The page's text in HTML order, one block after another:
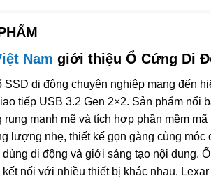
, đi kèm móc carabiner tiện lợi –
: Có sẵn các phiên bản 1TB, 2TB và 4TB
lên đến 5 năm, đảm bảo yên tâm trong
Nam giới thiệu Ổ Cứng Di
SSD di động chuyên nghiệp mang đến
tiếp USB 3.2 Gen 2×2. Sản phẩm nổi
rung mạnh mẽ và tích hợp phần mềm
lượng nhẹ, thiết kế gọn gàng cùng
di động và giới sáng tạo nội dung.
nối với nhiều thiết bị khác nhau.